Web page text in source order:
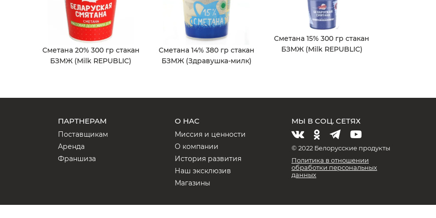
Сметана 20% 300 гр стакан
БЗМЖ (Milk REPUBLIC)
Сметана 14% 380 гр стакан
БЗМЖ (Здравушка-милк)
Сметана 15% 300 гр стакан
БЗМЖ (Milk REPUBLIC)
ПАРТНЕРАМ
Поставщикам
Аренда
Франшиза
О НАС
Миссия и ценности
О компании
История развития
Наш эксклюзив
Магазины
МЫ В СОЦ. СЕТЯХ
© 2022 Белорусские продукты
Политика в отношении
обработки персональных
данных